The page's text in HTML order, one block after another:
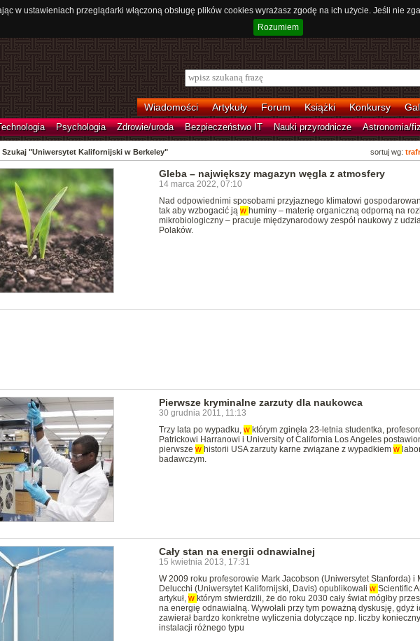
w ustawieniach przeglądarki włączoną obsługę plików cookies wyrażasz zgodę na ich użycie. Jeśli nie
Rozumiem
Wiadomości Artykuły Forum Książki Konkursy
Psychologia Zdrowie/uroda Bezpieczeństwo IT Nauki przyrodnicze Astronomia/
sortuj wg:
Szukaj "Uniwersytet Kalifornijski w Berkeley"
Gleba – największy magazyn węgla z atmosfery
14 marca 2022, 07:10
Nad odpowiednimi sposobami przyjaznego klimatowi
tak aby wzbogacić ją w huminy – materię organiczną odporną na
mikrobiologiczny – pracuje międzynarodowy zespół naukowy z
Polaków.
Pierwsze kryminalne zarzuty dla naukowca
30 grudnia 2011, 11:13
Trzy lata po wypadku, w którym zginęła 23-letnia studentka,
Patrickowi Harranowi i University of California Los Angeles
pierwsze w historii USA zarzuty karne związane z wypadkiem w
badawczym.
Cały stan na energii odnawialnej
15 kwietnia 2013, 17:31
W 2009 roku profesorowie Mark Jacobson (Uniwersytet Stanforda) i
Delucchi (Uniwersytet Kalifornijski, Davis) opublikowali w Scientific
artykuł, w którym stwierdzili, że do roku 2030 cały świat mógłby
na energię odnawialną. Wywołali przy tym poważną dyskusję, gdyż
zawierał bardzo konkretne wyliczenia dotyczące np. liczby
instalacji różnego typu